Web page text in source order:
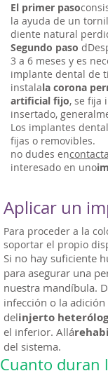
El primer paso
la ayuda de un
diente natural
Segundo paso d
3 a 6 meses y es
implante dental de
instalala corona
artificial fijo, se fija
insertado,
Los implantes
fijas o removibles.
no dudes en
interesado en uno
Aplicar un
Para proceder a la
soportar el propio
Si no hay suficiente
para asegurar una
nuestra mandíbula.
infección o la
delinjerto
el inferior. Allá
del sistema.
Cuanto duran